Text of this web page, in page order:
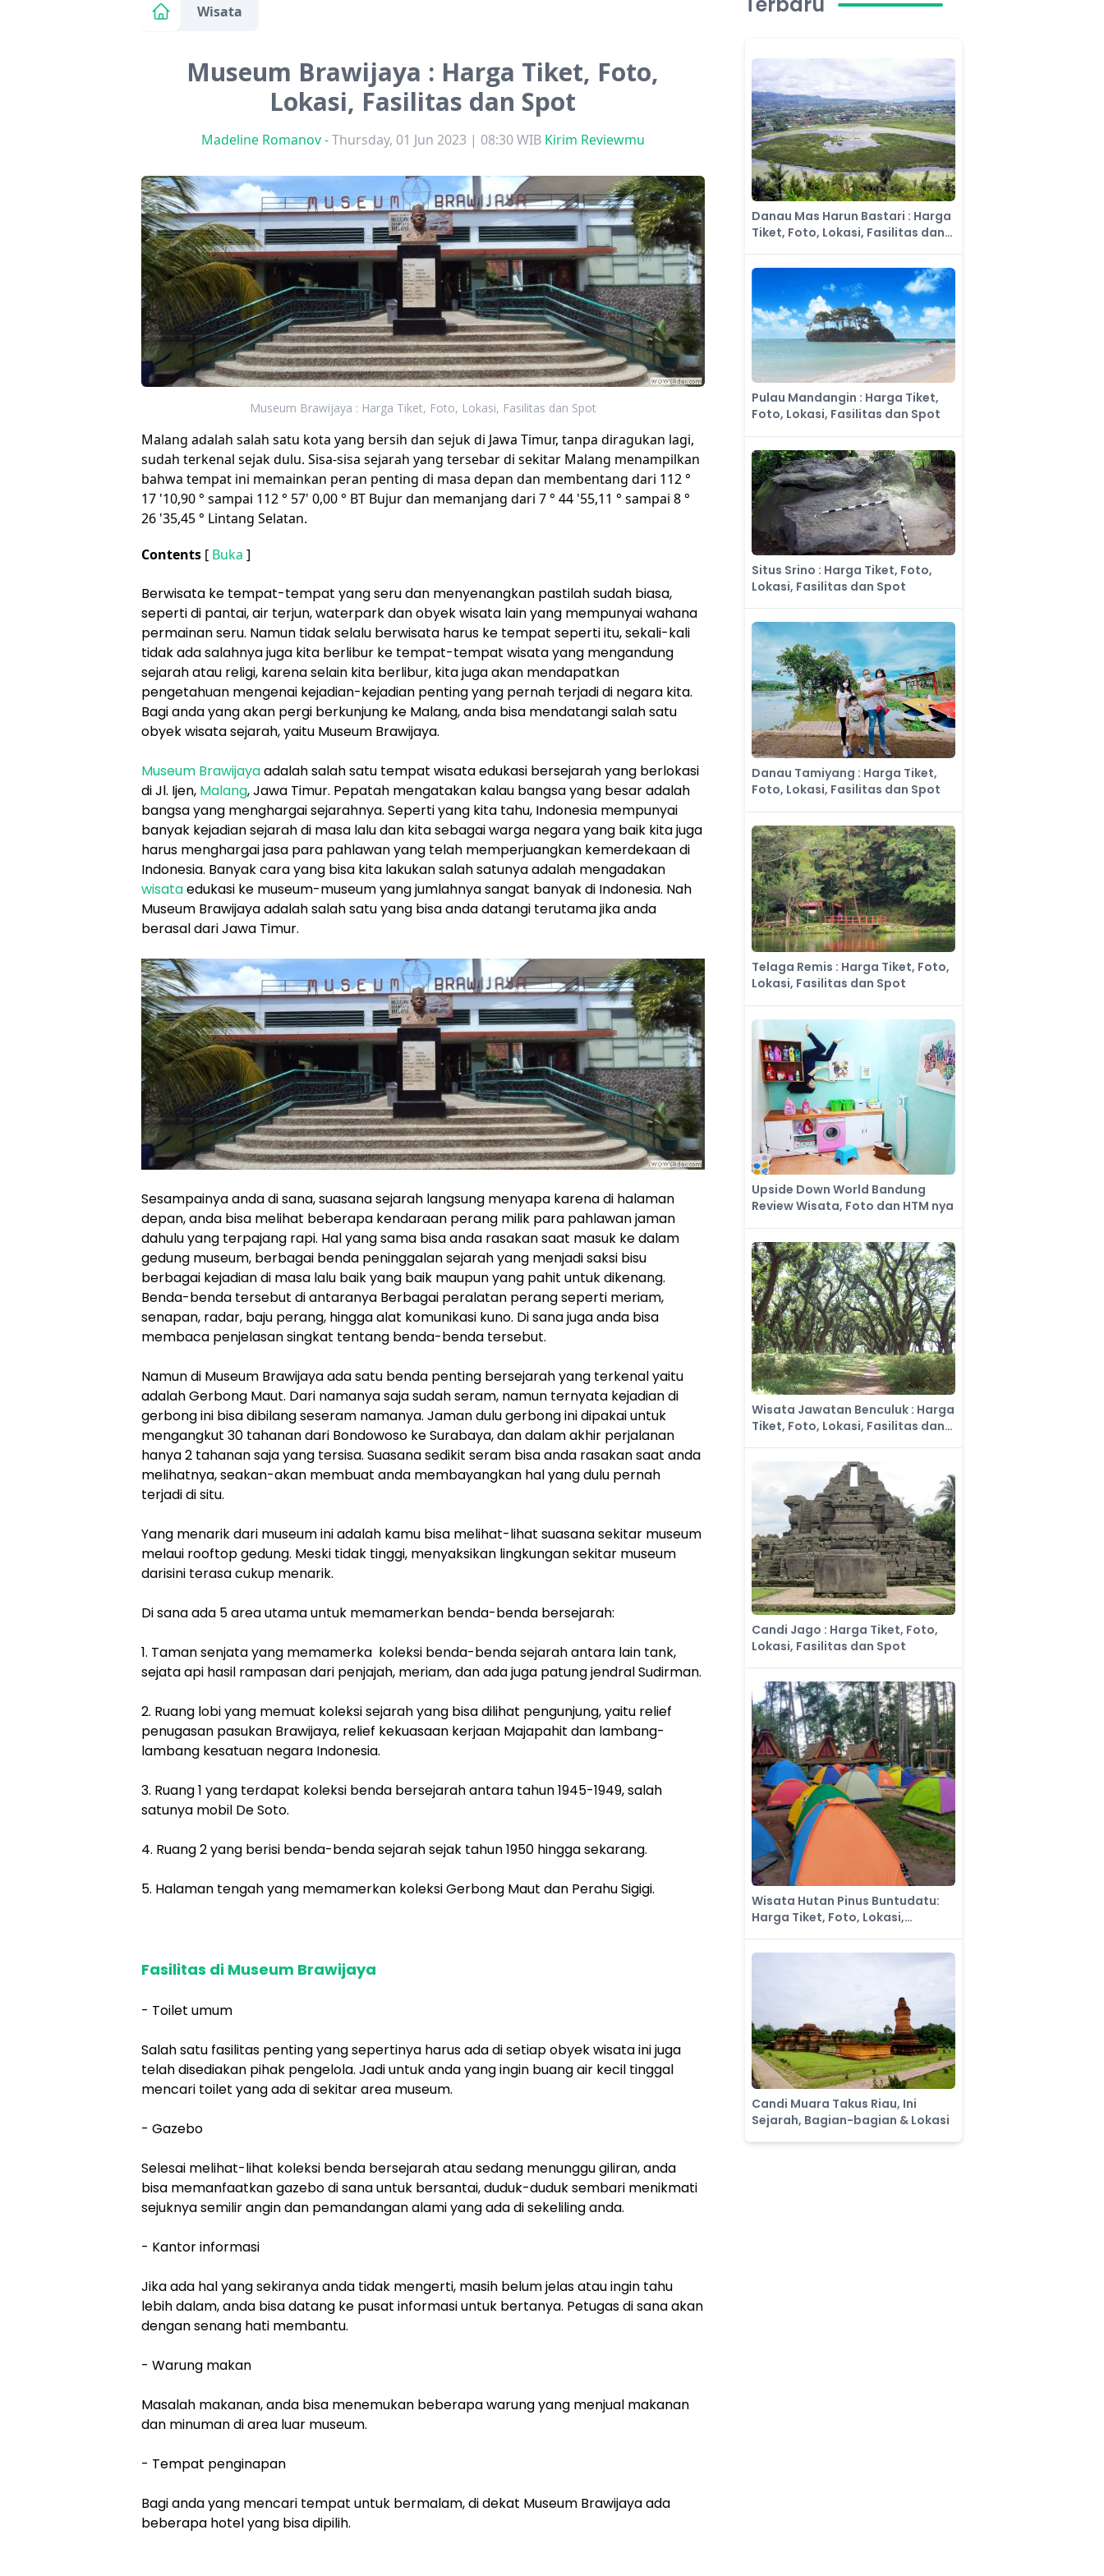
Wisata
Museum Brawijaya : Harga Tiket, Foto,
Lokasi, Fasilitas dan Spot
Madeline Romanov-Thursday, 01 Jun 2023 | 08:30 WIB Kirim Reviewmu
Museum Brawijaya : Harga Tiket, Foto, Lokasi, Fasilitas dan Spot
Malang adalah salah satu kota yang bersih dan sejuk di Jawa Timur, tanpa diragukan lagi,
sudah terkenal sejak dulu. Sisa-sisa sejarah yang tersebar di sekitar Malang menampilkan
bahwa tempat ini memainkan peran penting di masa depan dan membentang dari 112 °
17 '10,90 ° sampai 112 ° 57' 0,00 ° BT Bujur dan memanjang dari 7 ° 44 '55,11 ° sampai 8 °
26 '35,45 ° Lintang Selatan.
Contents [ Buka ]
Berwisata ke tempat-tempat yang seru dan menyenangkan pastilah sudah biasa,
seperti di pantai, air terjun, waterpark dan obyek wisata lain yang mempunyai wahana
permainan seru. Namun tidak selalu berwisata harus ke tempat seperti itu, sekali-kali
tidak ada salahnya juga kita berlibur ke tempat-tempat wisata yang mengandung
sejarah atau religi, karena selain kita berlibur, kita juga akan mendapatkan
pengetahuan mengenai kejadian-kejadian penting yang pernah terjadi di negara kita.
Bagi anda yang akan pergi berkunjung ke Malang, anda bisa mendatangi salah satu
obyek wisata sejarah, yaitu Museum Brawijaya.
Museum Brawijayaadalah salah satu tempat wisata edukasi bersejarah yang berlokasi
di Jl. Ijen, Malang, Jawa Timur. Pepatah mengatakan kalau bangsa yang besar adalah
bangsa yang menghargai sejarahnya. Seperti yang kita tahu, Indonesia mempunyai
banyak kejadian sejarah di masa lalu dan kita sebagai warga negara yang baik kita juga
harus menghargai jasa para pahlawan yang telah memperjuangkan kemerdekaan di
Indonesia. Banyak cara yang bisa kita lakukan salah satunya adalah mengadakan
wisataedukasi ke museum-museum yang jumlahnya sangat banyak di Indonesia. Nah
Museum Brawijaya adalah salah satu yang bisa anda datangi terutama jika anda
berasal dari Jawa Timur.
Sesampainya anda di sana, suasana sejarah langsung menyapa karena di halaman
depan, anda bisa melihat beberapa kendaraan perang milik para pahlawan jaman
dahulu yang terpajang rapi. Hal yang sama bisa anda rasakan saat masuk ke dalam
gedung museum, berbagai benda peninggalan sejarah yang menjadi saksi bisu
berbagai kejadian di masa lalu baik yang baik maupun yang pahit untuk dikenang.
Benda-benda tersebut di antaranya Berbagai peralatan perang seperti meriam,
senapan, radar, baju perang, hingga alat komunikasi kuno. Di sana juga anda bisa
membaca penjelasan singkat tentang benda-benda tersebut.
Namun di Museum Brawijaya ada satu benda penting bersejarah yang terkenal yaitu
adalah Gerbong Maut. Dari namanya saja sudah seram, namun ternyata kejadian di
gerbong ini bisa dibilang seseram namanya. Jaman dulu gerbong ini dipakai untuk
mengangkut 30 tahanan dari Bondowoso ke Surabaya, dan dalam akhir perjalanan
hanya 2 tahanan saja yang tersisa. Suasana sedikit seram bisa anda rasakan saat anda
melihatnya, seakan-akan membuat anda membayangkan hal yang dulu pernah
terjadi di situ.
Yang menarik dari museum ini adalah kamu bisa melihat-lihat suasana sekitar museum
melaui rooftop gedung. Meski tidak tinggi, menyaksikan lingkungan sekitar museum
darisini terasa cukup menarik.
Di sana ada 5 area utama untuk memamerkan benda-benda bersejarah:
1. Taman senjata yang memamerka koleksi benda-benda sejarah antara lain tank,
sejata api hasil rampasan dari penjajah, meriam, dan ada juga patung jendral Sudirman.
2. Ruang lobi yang memuat koleksi sejarah yang bisa dilihat pengunjung, yaitu relief
penugasan pasukan Brawijaya, relief kekuasaan kerjaan Majapahit dan lambang-
lambang kesatuan negara Indonesia.
3. Ruang 1 yang terdapat koleksi benda bersejarah antara tahun 1945-1949, salah
satunya mobil De Soto.
4. Ruang 2 yang berisi benda-benda sejarah sejak tahun 1950 hingga sekarang.
5. Halaman tengah yang memamerkan koleksi Gerbong Maut dan Perahu Sigigi.
Fasilitas di Museum Brawijaya
- Toilet umum
Salah satu fasilitas penting yang sepertinya harus ada di setiap obyek wisata ini juga
telah disediakan pihak pengelola. Jadi untuk anda yang ingin buang air kecil tinggal
mencari toilet yang ada di sekitar area museum.
- Gazebo
Selesai melihat-lihat koleksi benda bersejarah atau sedang menunggu giliran, anda
bisa memanfaatkan gazebo di sana untuk bersantai, duduk-duduk sembari menikmati
sejuknya semilir angin dan pemandangan alami yang ada di sekeliling anda.
- Kantor informasi
Jika ada hal yang sekiranya anda tidak mengerti, masih belum jelas atau ingin tahu
lebih dalam, anda bisa datang ke pusat informasi untuk bertanya. Petugas di sana akan
dengan senang hati membantu.
- Warung makan
Masalah makanan, anda bisa menemukan beberapa warung yang menjual makanan
dan minuman di area luar museum.
- Tempat penginapan
Bagi anda yang mencari tempat untuk bermalam, di dekat Museum Brawijaya ada
beberapa hotel yang bisa dipilih.
Danau Mas Harun Bastari : Harga
Tiket, Foto, Lokasi, Fasilitas dan
Pulau Mandangin : Harga Tiket,
Foto, Lokasi, Fasilitas dan Spot
Situs Srino : Harga Tiket, Foto,
Lokasi, Fasilitas dan Spot
Danau Tamiyang : Harga Tiket,
Foto, Lokasi, Fasilitas dan Spot
Telaga Remis : Harga Tiket, Foto,
Lokasi, Fasilitas dan Spot
Upside Down World Bandung
Review Wisata, Foto dan HTM nya
Wisata Jawatan Benculuk : Harga
Tiket, Foto, Lokasi, Fasilitas dan
Candi Jago : Harga Tiket, Foto,
Lokasi, Fasilitas dan Spot
Wisata Hutan Pinus Buntudatu:
Harga Tiket, Foto, Lokasi,
Candi Muara Takus Riau, Ini
Sejarah, Bagian-bagian & Lokasi